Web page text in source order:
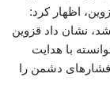
اظهار کرد:
نشان داد قزوین
با هدایت
فشارهای دشمن را